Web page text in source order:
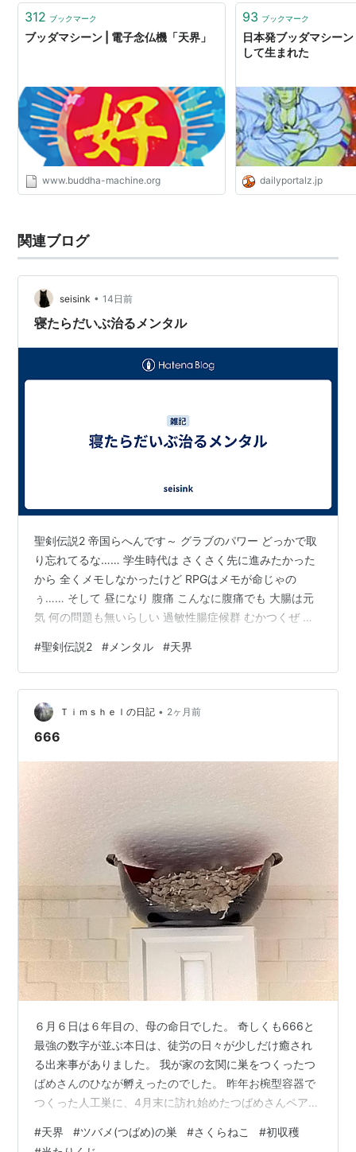
られないほど酷い状態の昨今の日本列島に大…
312 ブックマーク
ブッダマシーン | 電子念仏機「天界」
www.buddha-machine.org
93 ブックマーク
日本発ブッダマシー
して生まれた
dailyportalz.jp
関連ブログ
seisink • 14日前
寝たらだいぶ治るメンタル
聖剣伝説2 帝国らへんです～ グラブのパワー どっかで取
り忘れてるな…… 学生時代は さくさく先に進みたかった
から 全くメモしなかったけど RPGはメモが命じゃの
ぅ…… そして 昼になり 腹痛 こんなに腹痛でも 大腸は元
気 何の問題も無いらしい 過敏性腸症候群 むかつくぜ 胃
か？ ほんとに大丈夫か？ っていうメンタルになってる
ピンチになって藤井風さんの歌詞をファイリング 今の仕
事もやりたくないけど 他の仕事もやりたくない 仕事とい
うものを やりたくない 専業主婦しかやりたくなかった
昔の日本万歳 専業主婦というシステムに 皆批判的だった
#聖剣伝説2 # メンタル #天界
Ｔｉｍｓｈｅｌの日記 • 2ヶ月前
666
６月６日は６年目の、母の命日でした。 奇しくも666と
最強の数字が並ぶ本日は、徒労の日々が少しだけ癒され
る出来事がありました。 我が家の玄関に巣をつくったつ
ばめさんのひなが孵えったのでした。 昨年お椀型容器で
つくった人工巣に、4月末に訪れ始めたつばめさんペアが
は来なくなってしまっていました。マイナスエネルギー
#天界 #ツバメ(つばめ)の巣 #さくらねこ #初収穫